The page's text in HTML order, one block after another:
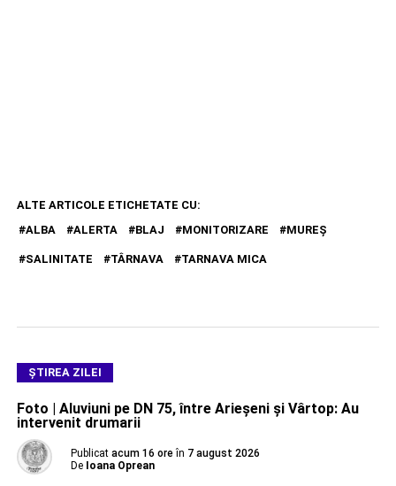
ALTE ARTICOLE ETICHETATE CU:
ALBA
ALERTA BLAJ MONITORIZARE MUREŞ
SALINITATE TÂRNAVA TARNAVA MICA
ŞTIREA ZILEI
Foto | Aluviuni pe DN 75, între Arieșeni și Vârtop: Au
intervenit drumarii
Publicat acum 16 ore în 7 august 2026
De Ioana Oprean